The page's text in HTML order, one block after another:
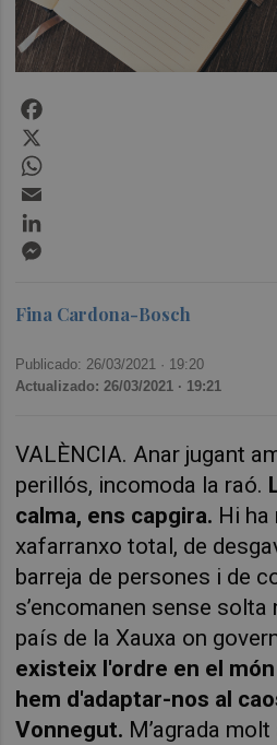
Fina Cardona-Bosch
Publicado: 26/03/2021 · 19:20
Actualizado: 26/03/2021 · 19:21
VALÈNCIA. Anar jugant
perillós, incomoda la raó.
calma, ens capgira. Hi ha
xafarranxo total, de
barreja de persones i de
s’encomanen sense
país de la Xauxa on
existeix l'ordre en el
hem d'adaptar-nos al
Vonnegut. M’agrada